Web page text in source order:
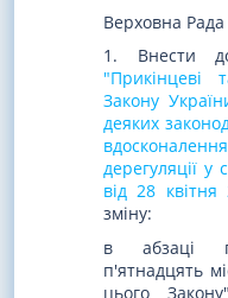
Верховна Рада
1. Внести
"Прикінцеві
Закону
деяких
дерегуляції у
від 28
зміну:
в абзаці
п'ятнадцять
цього